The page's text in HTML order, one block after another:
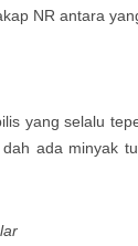
NR antara
yang selalu
ada minyak